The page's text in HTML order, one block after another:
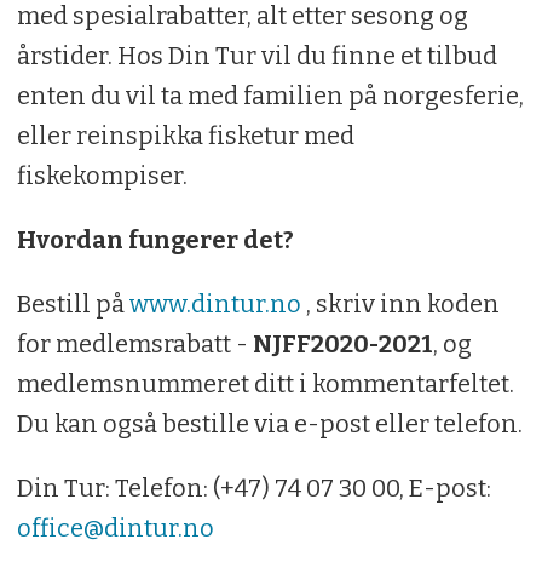
med spesialrabatter, alt etter sesong og
årstider. Hos Din Tur vil du finne et tilbud
enten du vil ta med familien på norgesferie,
eller reinspikka fisketur med
fiskekompiser.
Hvordan fungerer det?
Bestill påwww.dintur.no , skriv inn koden
for medlemsrabatt - NJFF2020-2021, og
medlemsnummeret ditt i kommentarfeltet.
Du kan også bestille via e-post eller telefon.
Din Tur: Telefon: (+47) 74 07 30 00, E-post:
office@dintur.no